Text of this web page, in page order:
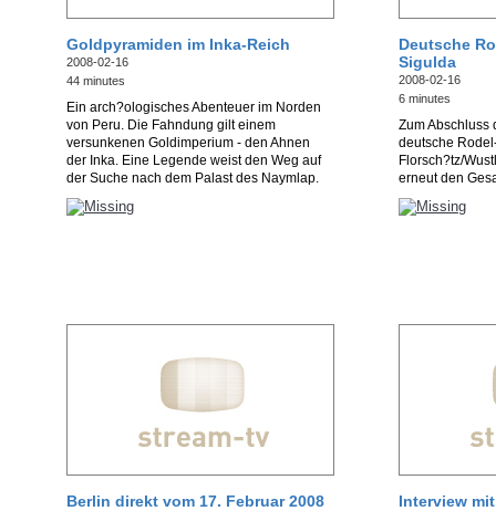
Goldpyramiden im Inka-Reich
2008-02-16
44 minutes
Ein arch?ologisches Abenteuer im Norden
von Peru. Die Fahndung gilt einem
versunkenen Goldimperium - den Ahnen
der Inka. Eine Legende weist den Weg auf
der Suche nach dem Palast des Naymlap.
Deutsche
Sigulda
2008-02-16
6 minutes
Zum Abschluss
deutsche
Florsch?tz/
erneut den
Berlin direkt vom 17. Februar 2008 Interview